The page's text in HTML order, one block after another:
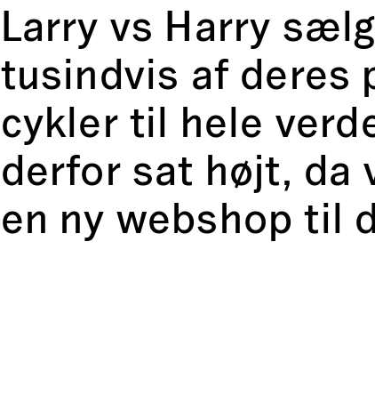
Larry vs Harry
tusindvis af
cykler til hele
derfor sat højt, da
en ny webshop til